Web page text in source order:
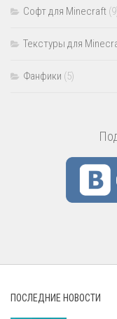
Софт для Minecraft
Текстуры для
Фанфики (5)
ПОСЛЕДНИЕ НОВОСТИ